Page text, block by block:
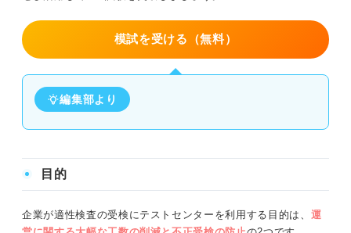
模試を受ける（無料）
編集部より
目的
企業が適性検査の受検にテストセンターを利用する目的は、 運